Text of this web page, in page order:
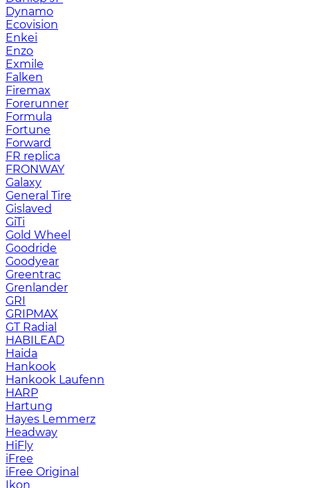
Dynamo
Ecovision
Enkei
Enzo
Exmile
Falken
Firemax
Forerunner
Formula
Fortune
Forward
FR replica
FRONWAY
Galaxy
General Tire
Gislaved
GiTi
Gold Wheel
Goodride
Goodyear
Greentrac
Grenlander
GRI
GRIPMAX
GT Radial
HABILEAD
Haida
Hankook
Hankook Laufenn
HARP
Hartung
Hayes Lemmerz
Headway
HiFly
iFree
iFree Original
Ikon